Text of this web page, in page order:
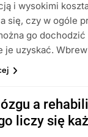
i wysokimi
się, czy w ogóle
go
je uzyskać.
a
liczy się